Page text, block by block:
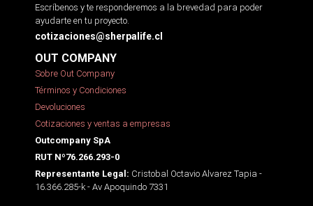
Escríbenos y te responderemos a la brevedad para poder
ayudarte en tu proyecto.
cotizaciones@sherpalife.cl
OUT COMPANY
Sobre Out Company
Términos y Condiciones
Devoluciones
Cotizaciones y ventas a empresas
Outcompany SpA
RUT Nº76.266.293-0
Representante Legal: Cristobal Octavio Alvarez Tapia -
16.366.285-k - Av Apoquindo 7331